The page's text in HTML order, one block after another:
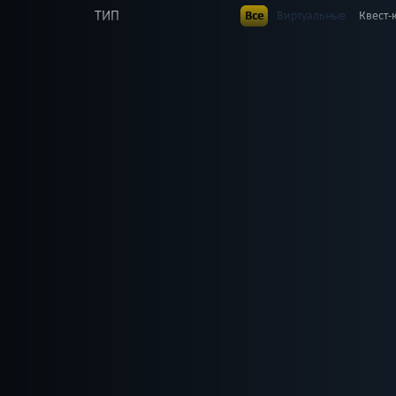
ТИП Все Виртуальные